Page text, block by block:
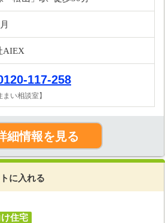
AIEX
117-258
まい相談室】
細情報を見る
に入れる
住宅